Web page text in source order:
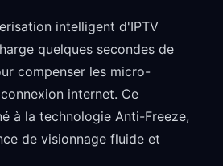
intelligent d'IPTV
quelques secondes de
compenser les micro-
internet. Ce
à la technologie Anti-Freeze,
de visionnage fluide et